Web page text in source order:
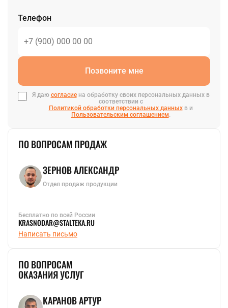
Телефон
Позвоните мне
Я даю согласиена обработку своих персональных данных в
соответствии с
Политикой обработки персональных данныхв и
Пользовательским соглашением.
ПО ВОПРОСАМ ПРОДАЖ
ЗЕРНОВ АЛЕКСАНДР
Отдел продаж продукции
Бесплатно по всей России
KRASNODAR@STALTEKA.RU
Написать письмо
ПО ВОПРОСАМ
ОКАЗАНИЯ УСЛУГ
КАРАНОВ АРТУР